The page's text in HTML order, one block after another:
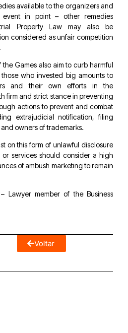
available to the organizers and
in point – other remedies
Property Law may also be
considered as unfair competition
Games also aim to curb harmful
who invested big amounts to
and their own efforts in the
firm and strict stance in preventing
actions to prevent and combat
extrajudicial notification, filing
owners of trademarks.
on this form of unlawful disclosure
services should consider a high
of ambush marketing to remain
Lawyer member of the Business
Voltar